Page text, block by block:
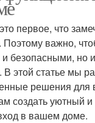
первое, что
важно,
безопасными, но
этой статье мы
решения для
создать уютный и
в вашем доме.